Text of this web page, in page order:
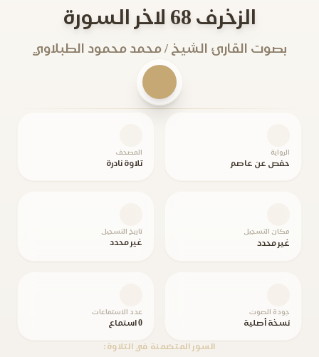
الزخرف 68 لاخر السورة
بصوت القارئ الشيخ / محمد محمود الطبلاوي
الرواية
حفص عن عاصم
المصحف
تلاوة نادرة
مكان التسجيل
غير محدد
تاريخ التسجيل
غير محدد
جودة الصوت
نسخة أصلية
عدد الاستماعات
0 استماع
السور المتضمنة في التلاوة: